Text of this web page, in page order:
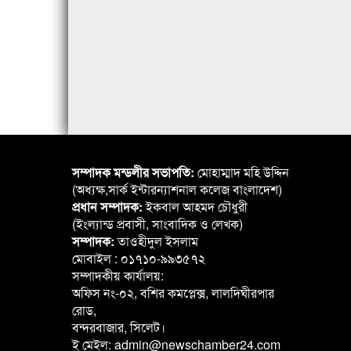
সম্পাদক মন্ডলীর সভাপতি: মোহাম্মাদ মহি উদ্দিন
(অধ্যক্ষ,সার্ক ইন্টারন্যাশনাল কলেজ বাংলাদেশ)
প্রধান সম্পাদক:ইকবাল আহমদ চৌধুরী
(ইংল্যান্ড প্রবাসী, সাংবাদিক ও লেখক)
সম্পাদক:তাওহীদুল ইসলাম
মোবাইল : ০১৭১০-৯৯৩৫৭২
সম্পাদকীয় কার্যালয়:
অফিস নং-০২, বশির কমপ্লেক্স, লালদিঘীরপার
রোড,
বন্দরবাজার, সিলেট।
ই মেইল: admin@newschamber24.com